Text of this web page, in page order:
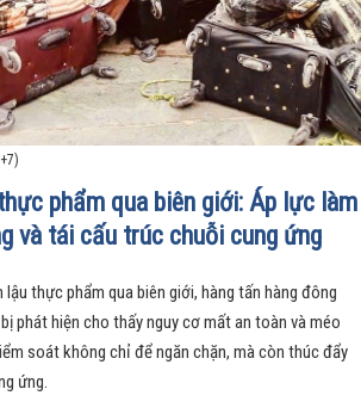
phẩm qua biên giới: Áp lực làm
và tái cấu trúc chuỗi cung ứng
thực phẩm qua biên giới, hàng tấn hàng đông
phát hiện cho thấy nguy cơ mất an toàn và méo
soát không chỉ để ngăn chặn, mà còn thúc đẩy
ứng.